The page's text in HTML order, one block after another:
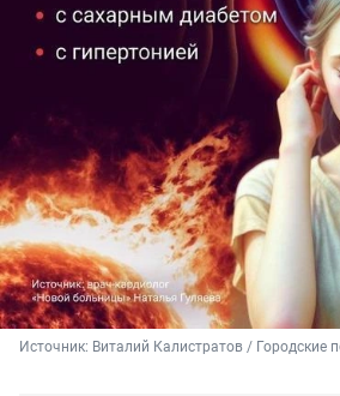
Источник: Виталий Калистратов / Городские